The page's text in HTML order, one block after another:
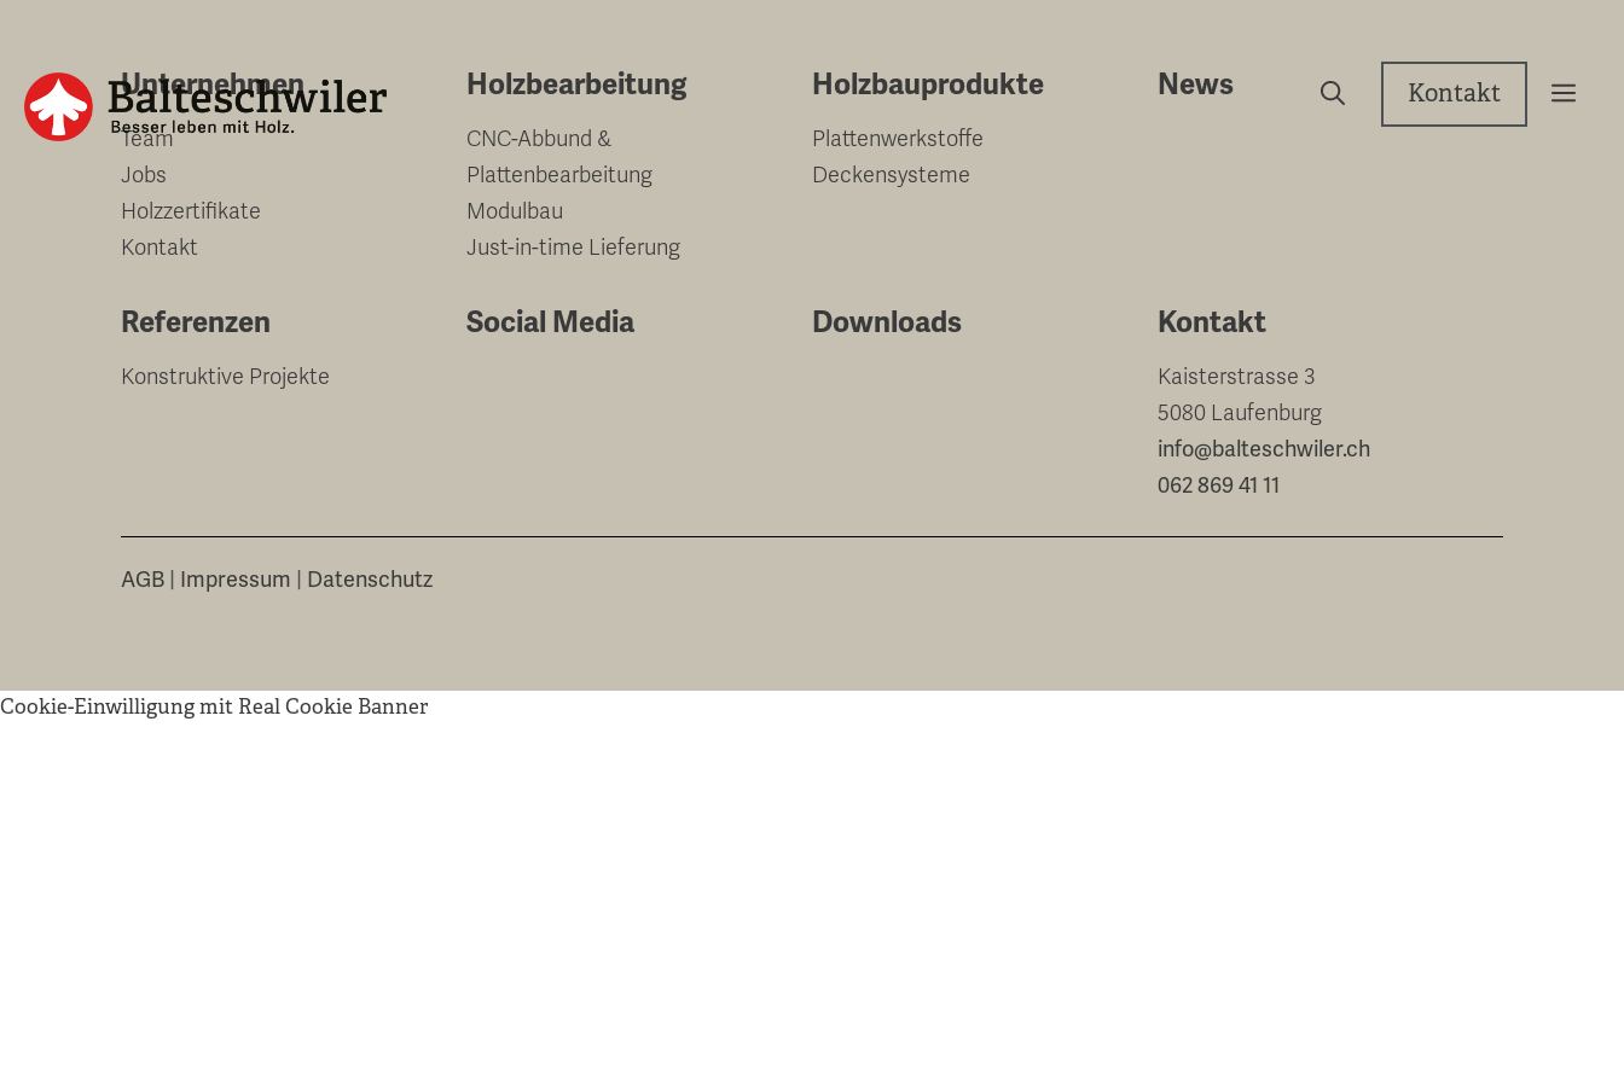
Inhalt
Kontakt
Unternehmen
Team
Jobs
Holzzertifikate
Kontakt
Holzbearbeitung
CNC-Abbund &
Plattenbearbeitung
Modulbau
Just-in-time Lieferung
Holzbauprodukte
Plattenwerkstoffe
Deckensysteme
News
Referenzen
Konstruktive Projekte
Social Media Downloads Kontakt
Kaisterstrasse 3
5080 Laufenburg
info@balteschwiler.ch
062 869 41 11
AGB | Impressum | Datenschutz
Cookie-Einwilligung mit Real Cookie Banner